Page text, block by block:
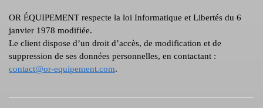
OR ÉQUIPEMENT respecte la loi Informatique et Libertés du 6
janvier 1978 modifiée.
Le client dispose d’un droit d’accès, de modification et de
suppression de ses données personnelles, en contactant :
contact@or-equipement.com.